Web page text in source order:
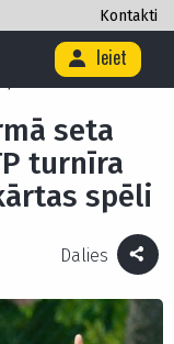
Kontakti
Ieiet
pirmā seta neturpina
seta
turnīra
spēli
Dalies